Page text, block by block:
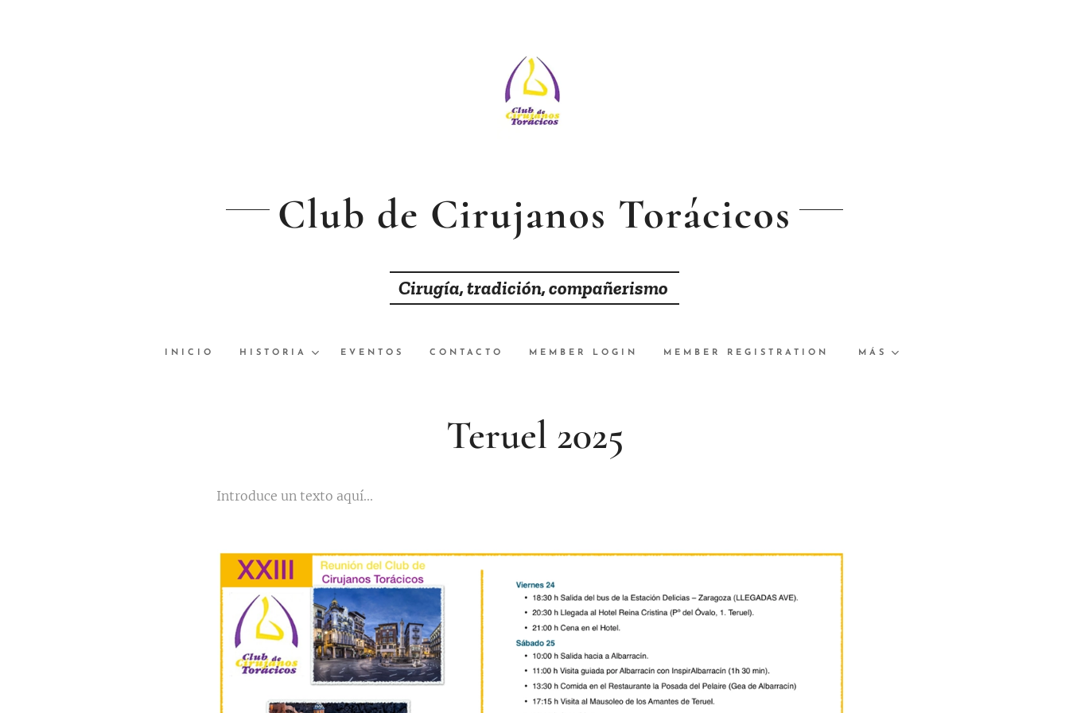
Club de Cirujanos Torácicos
Cirugía, tradición, compañerismo
INICIO HISTORIA EVENTOS CONTACTO MEMBER LOGIN MEMBER REGISTRATION MÁS
Teruel 2025
Introduce un texto aquí...